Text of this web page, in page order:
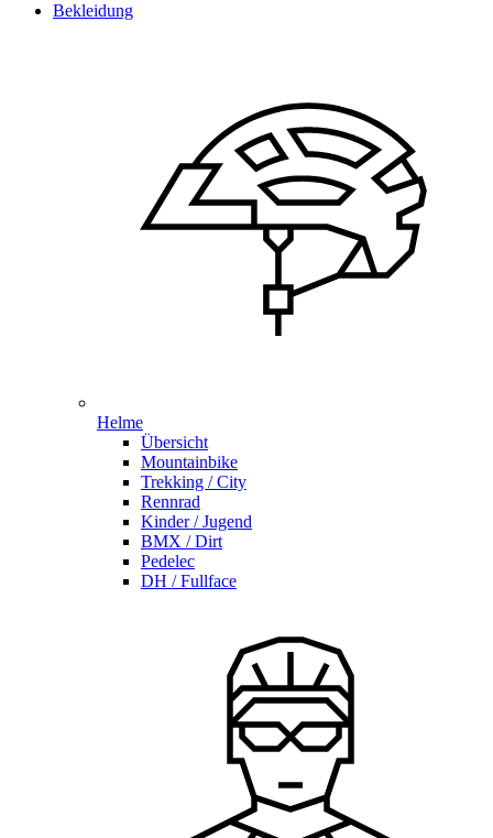
Bekleidung
Helme
Übersicht
Mountainbike
Trekking / City
Rennrad
Kinder / Jugend
BMX / Dirt
Pedelec
DH / Fullface